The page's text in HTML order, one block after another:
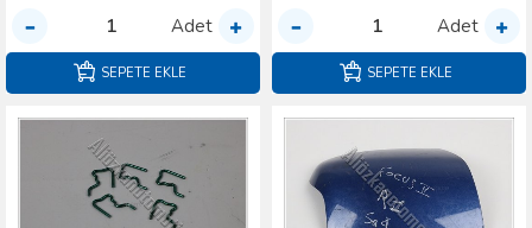
Adet
SEPETE EKLE
Adet
SEPETE EKLE